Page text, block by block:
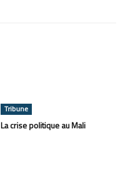
Tribune
La crise politique au Mali